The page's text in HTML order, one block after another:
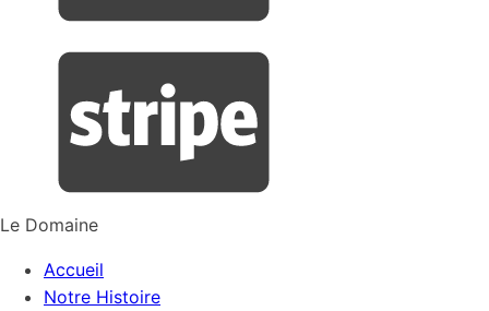
Le Domaine
Accueil
Notre Histoire